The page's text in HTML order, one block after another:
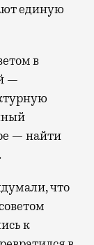
единую
в
—
— найти
что
к